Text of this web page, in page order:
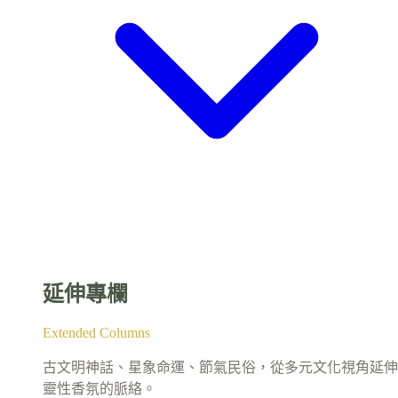
延伸專欄
Extended Columns
古文明神話、星象命運、節氣民俗，從多元文化視角延伸
靈性香氛的脈絡。